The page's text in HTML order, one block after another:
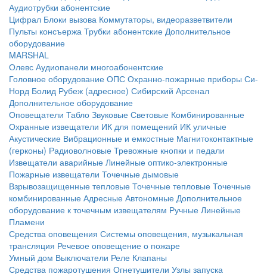
Аудиотрубки абонентские
Цифрал Блоки вызова Коммутаторы, видеоразветвители
Пульты консъержа Трубки абонентские Дополнительное
оборудование
MARSHAL
Олевс Аудиопанели многоабонентские
Головное оборудование ОПС Охранно-пожарные приборы Си-
Норд Болид Рубеж (адресное) Сибирский Арсенал
Дополнительное оборудование
Оповещатели Табло Звуковые Световые Комбинированные
Охранные извещатели ИК для помещений ИК уличные
Акустические Вибрационные и емкостные Магнитоконтактные
(герконы) Радиоволновые Тревожные кнопки и педали
Извещатели аварийные Линейные оптико-электронные
Пожарные извещатели Точечные дымовые
Взрывозащищенные тепловые Точечные тепловые Точечные
комбинированные Адресные Автономные Дополнительное
оборудование к точечным извещателям Ручные Линейные
Пламени
Средства оповещения Системы оповещения, музыкальная
трансляция Речевое оповещение о пожаре
Умный дом Выключатели Реле Клапаны
Средства пожаротушения Огнетушители Узлы запуска